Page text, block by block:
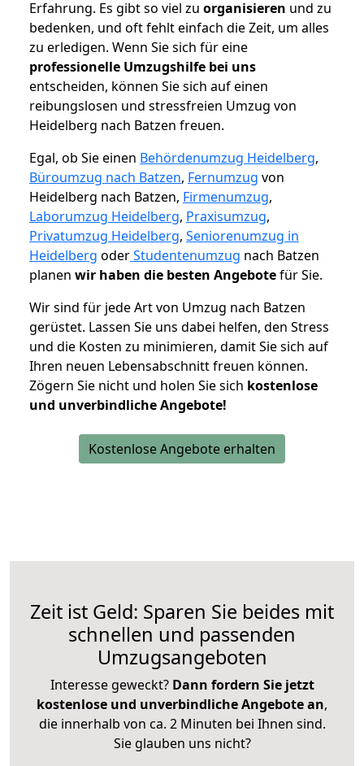
Erfahrung. Es gibt so viel zu organisieren und zu
bedenken, und oft fehlt einfach die Zeit, um alles
zu erledigen. Wenn Sie sich für eine
professionelle Umzugshilfe bei uns
entscheiden, können Sie sich auf einen
reibungslosen und stressfreien Umzug von
Heidelberg nach Batzen freuen.
Egal, ob Sie einen Behördenumzug Heidelberg,
Büroumzug nach Batzen, Fernumzug von
Heidelberg nach Batzen, Firmenumzug,
Laborumzug Heidelberg, Praxisumzug,
Privatumzug Heidelberg, Seniorenumzug in
Heidelberg oderStudentenumzug nach Batzen
planen wir haben die besten Angebotefür Sie.
Wir sind für jede Art von Umzug nach Batzen
gerüstet. Lassen Sie uns dabei helfen, den Stress
und die Kosten zu minimieren, damit Sie sich auf
Ihren neuen Lebensabschnitt freuen können.
Zögern Sie nicht und holen Sie sich kostenlose
und unverbindliche Angebote!
Kostenlose Angebote erhalten
Zeit ist Geld: Sparen Sie beides mit
schnellen und passenden
Umzugsangeboten
Interesse geweckt? Dann fordern Sie jetzt
kostenlose und unverbindliche Angebote an,
die innerhalb von ca. 2 Minuten bei Ihnen sind.
Sie glauben uns nicht?